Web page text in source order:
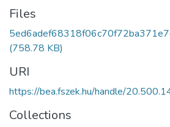
Files
(758.78 KB)
URI
https://bea.fszek.hu/handle/
Collections